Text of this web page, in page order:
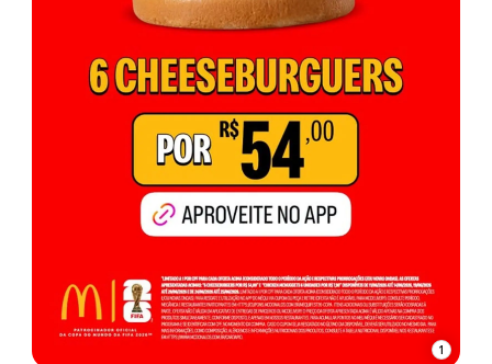
1